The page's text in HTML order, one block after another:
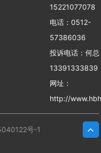
15221077078
电话：0512-
57386036
投诉电话：何总
13391333839
网址：
http://
号-1